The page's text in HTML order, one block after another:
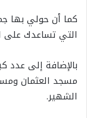
كما أن حولي بها
التي تساعدك على
بالإضافة إلى عدد
مسجد العثمان
الشهير.